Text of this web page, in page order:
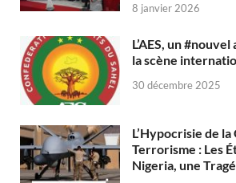
8 janvier 2026
L’AES, un
la scène
30 décembre 2025
L’Hypocrisie de
Terrorisme : Les
Nigeria, une